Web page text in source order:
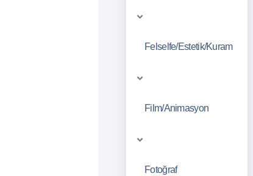
Felselfe/Estetik/Kuram
Film/Animasyon
Fotoğraf